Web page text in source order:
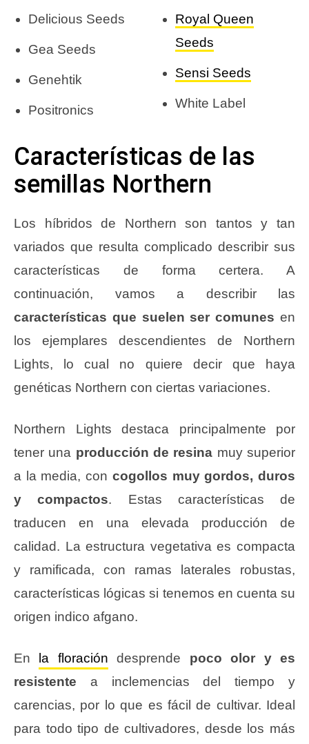
Delicious Seeds
Gea Seeds
Genehtik
Positronics
Royal Queen
Seeds
Sensi Seeds
White Label
Características de las
semillas Northern
Los híbridos de Northern son tantos y tan
variados que resulta complicado describir sus
características de forma certera. A
continuación, vamos a describir las
características que suelen ser comunes en
los ejemplares descendientes de Northern
Lights, lo cual no quiere decir que haya
genéticas Northern con ciertas variaciones.
Northern Lights destaca principalmente por
tener una producción de resina muy superior
a la media, con cogollos muy gordos, duros
y compactos. Estas características de
traducen en una elevada producción de
calidad. La estructura vegetativa es compacta
y ramificada, con ramas laterales robustas,
características lógicas si tenemos en cuenta su
origen indico afgano.
En la floración desprende poco olor y es
resistente a inclemencias del tiempo y
carencias, por lo que es fácil de cultivar. Ideal
para todo tipo de cultivadores, desde los más